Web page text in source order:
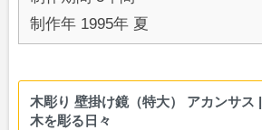
制作年 1995年 夏
木彫り 壁掛け鏡（特大） アカンサス |
木を彫る日々